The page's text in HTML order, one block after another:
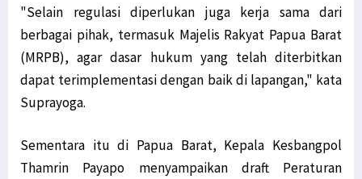
"Selain regulasi diperlukan juga kerja sama dari
berbagai pihak, termasuk Majelis Rakyat Papua Barat
(MRPB), agar dasar hukum yang telah diterbitkan
dapat terimplementasi dengan baik di lapangan," kata
Suprayoga.
Sementara itu di Papua Barat, Kepala Kesbangpol
Thamrin Payapo menyampaikan draft Peraturan